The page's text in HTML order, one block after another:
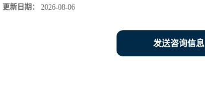
更新日期： 2026-08-06
发送咨询信息